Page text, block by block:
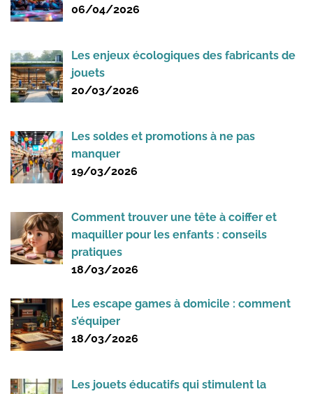
06/04/2026
Les enjeux écologiques des fabricants de
jouets
20/03/2026
Les soldes et promotions à ne pas
manquer
19/03/2026
Comment trouver une tête à coiffer et
maquiller pour les enfants : conseils
pratiques
18/03/2026
Les escape games à domicile : comment
s’équiper
18/03/2026
Les jouets éducatifs qui stimulent la